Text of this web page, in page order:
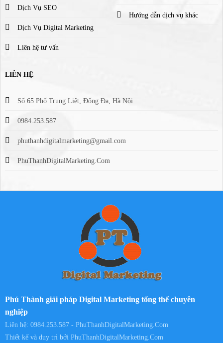
Dịch Vụ SEO
Dịch Vụ Digital Marketing
Liên hệ tư vấn
Hướng dẫn dịch vụ khác
LIÊN HỆ
Số 65 Phố Trung Liệt, Đống Đa, Hà Nội
0984.253.587
phuthanhdigitalmarketing@gmail.com
PhuThanhDigitalMarketing.Com
Phú Thành giải pháp Digital Marketing tổng thể chuyên
nghiệp
Liên hệ: 0984.253.587 - PhuThanhDigitalMarketing.Com
Thiết kế và duy trì bởi PhuThanhDigitalMarketing.Com